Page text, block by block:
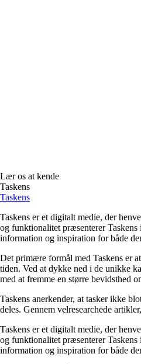
Lær os at kende
Taskens
Taskens
Taskens er et digitalt medie, der
og funktionalitet præsenterer
information og inspiration for både
Det primære formål med Taskens er
tiden. Ved at dykke ned i de unikke
med at fremme en større bevidsthed
Taskens anerkender, at tasker ikke
deles. Gennem velresearchede
Taskens er et digitalt medie, der
og funktionalitet præsenterer
information og inspiration for både